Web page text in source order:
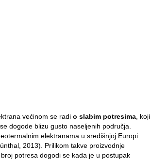
većinom se radi o slabim potresima , koji
dogode blizu gusto naseljenih područja.
elektranama u središnjoj Europi
2013). Prilikom takve proizvodnje
potresa dogodi se kada je u postupak